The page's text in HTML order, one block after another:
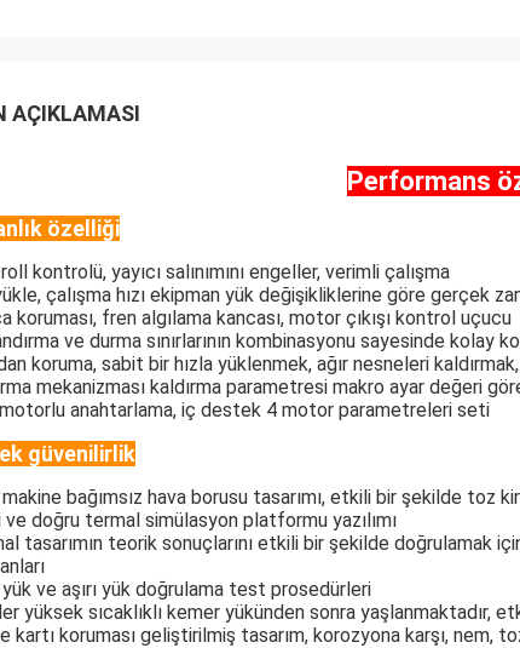
AÇIKLAMASI
Performans
özelliği
kontrolü, yayıcı salınımını engeller, verimli çalışma
çalışma hızı ekipman yük değişikliklerine göre gerçek
koruması, fren algılama kancası, motor çıkışı kontrol uçucu
ve durma sınırlarının kombinasyonu sayesinde kolay
koruma, sabit bir hızla yüklenmek, ağır nesneleri
mekanizması kaldırma parametresi makro ayar değeri
motorlu anahtarlama, iç destek 4 motor parametreleri seti
güvenilirlik
makine bağımsız hava borusu tasarımı, etkili bir şekilde toz
ve doğru termal simülasyon platformu yazılımı
tasarımın teorik sonuçlarını etkili bir şekilde
yük ve aşırı yük doğrulama test prosedürleri
yüksek sıcaklıklı kemer yükünden sonra
kartı koruması geliştirilmiş tasarım, korozyona karşı, nem,